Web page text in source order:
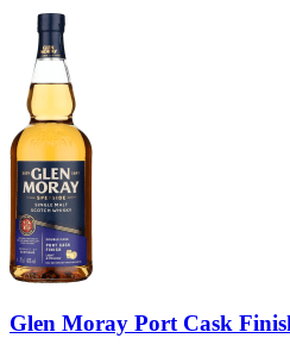
Glen Moray Port Cask